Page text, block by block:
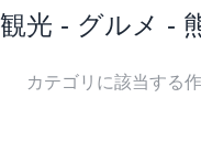
観光 - グルメ -
カテゴリに該当する